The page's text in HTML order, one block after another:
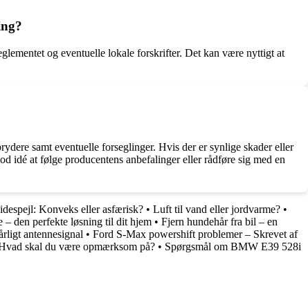
og eventuelle lokale forskrifter. Det kan være nyttigt at
samt eventuelle forseglinger. Hvis der er synlige skader eller
idé at følge producentens anbefalinger eller rådføre sig med en
Konveks eller asfærisk? • Luft til vand eller jordvarme? •
– den perfekte løsning til dit hjem • Fjern hundehår fra bil – en
antennesignal • Ford S-Max powershift problemer – Skrevet af
skal du være opmærksom på? • Spørgsmål om BMW E39 528i